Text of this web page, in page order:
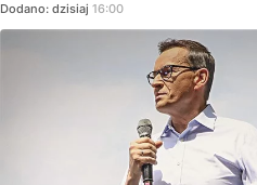
Dodano: dzisiaj 16:00